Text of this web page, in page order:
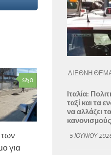
0
για
ΔΙΕΘΝΗ
Ιταλία:
ταξί και τα
να αλλάζει
5 ΙΟΥΝΊΟΥ